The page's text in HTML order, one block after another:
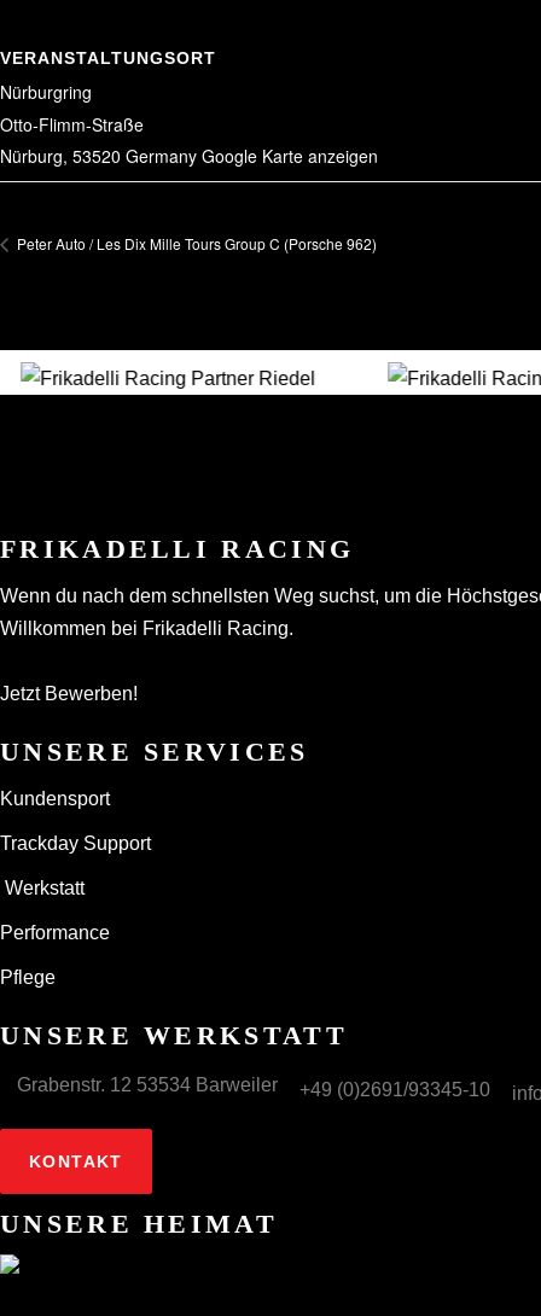
VERANSTALTUNGSORT
Nürburgring
Otto-Flimm-Straße
Nürburg, 53520 Germany Google Karte anzeigen
Peter Auto / Les Dix Mille Tours Group C (Porsche 962)
FRIKADELLI RACING
Wenn du nach dem schnellsten Weg suchst, um die
Willkommen bei Frikadelli Racing.
Jetzt Bewerben!
UNSERE SERVICES
Kundensport
Trackday Support
Werkstatt
Performance
Pflege
UNSERE WERKSTATT
Grabenstr. 12 53534 Barweiler +49 (0)2691/93345-10
KONTAKT
UNSERE HEIMAT